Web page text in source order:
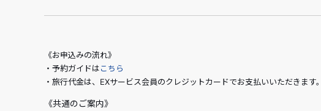
《お申込みの流れ》
・予約ガイドはこちら
・旅行代金は、EXサービス会員のクレジットカードでお支払いいただきます。
《共通のご案内》